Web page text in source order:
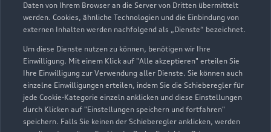
Daten von Ihrem Browser an die Server von Dritten übermittelt
werden. Cookies, ähnliche Technologien und die Einbindung von
externen Inhalten werden nachfolgend als „Dienste“ bezeichnet.
Um diese Dienste nutzen zu können, benötigen wir Ihre
Einwilligung. Mit einem Klick auf "Alle akzeptieren" erteilen Sie
Ihre Einwilligung zur Verwendung aller Dienste. Sie können auch
einzelne Einwilligungen erteilen, indem Sie die Schieberegler für
jede Cookie-Kategorie einzeln anklicken und diese Einstellungen
durch Klicken auf "Einstellungen speichern und fortfahren"
speichern. Falls Sie keinen der Schieberegler anklicken, werden
Wir beraten Sie gerne
und Ansprechpartner.
Zur Teamübersicht